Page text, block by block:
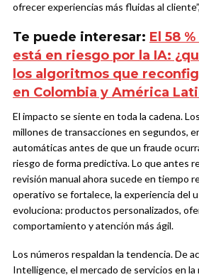
ofrecer experiencias más fluidas al
Te puede interesar: El 58
está en riesgo por la IA:
los algoritmos que
en Colombia y América
El impacto se siente en toda la cadena.
millones de transacciones en segundos,
automáticas antes de que un fraude
riesgo de forma predictiva. Lo que antes
revisión manual ahora sucede en tiempo
operativo se fortalece, la experiencia del
evoluciona: productos personalizados,
comportamiento y atención más ágil.
Los números respaldan la tendencia. De
Intelligence, el mercado de servicios en la